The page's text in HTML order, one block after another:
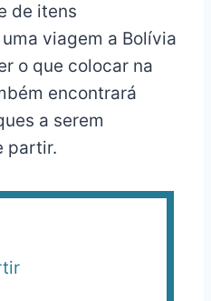
de itens
viagem a Bolívia
o que colocar na
encontrará
a serem
partir.